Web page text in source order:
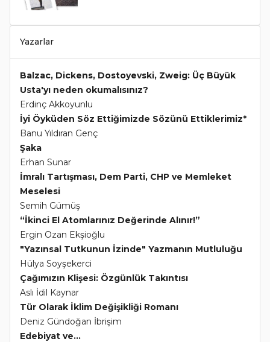
Yazarlar
Balzac, Dickens, Dostoyevski, Zweig: Üç Büyük
Usta'yı neden okumalısınız?
Erdinç Akkoyunlu
İyi Öyküden Söz Ettiğimizde Sözünü Ettiklerimiz*
Banu Yıldıran Genç
Şaka
Erhan Sunar
İmralı Tartışması, Dem Parti, CHP ve Memleket
Meselesi
Semih Gümüş
“İkinci El Atomlarınız Değerinde Alınır!”
Ergin Ozan Ekşioğlu
"Yazınsal Tutkunun İzinde" Yazmanın Mutluluğu
Hülya Soyşekerci
Çağımızın Klişesi: Özgünlük Takıntısı
Aslı İdil Kaynar
Tür Olarak İklim Değişikliği Romanı
Deniz Gündoğan İbrişim
Edebiyat ve...